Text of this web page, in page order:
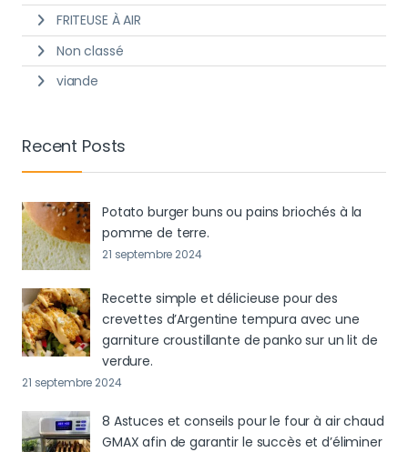
FRITEUSE À AIR
Non classé
viande
Recent Posts
Potato burger buns ou pains briochés à la
pomme de terre.
21 septembre 2024
Recette simple et délicieuse pour des
crevettes d’Argentine tempura avec une
garniture croustillante de panko sur un lit de
verdure.
21 septembre 2024
8 Astuces et conseils pour le four à air chaud
GMAX afin de garantir le succès et d’éliminer